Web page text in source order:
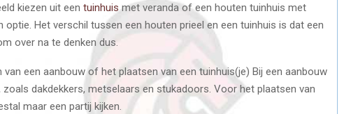
kiezen uit een tuinhuismet veranda of een houten tuinhuis met
optie. Het verschil tussen een houten prieel en een tuinhuis is dat een
over na te denken dus.
een aanbouw of het plaatsen van een tuinhuis(je) Bij een aanbouw
dakdekkers, metselaars en stukadoors. Voor het plaatsen van
maar een partij kijken.